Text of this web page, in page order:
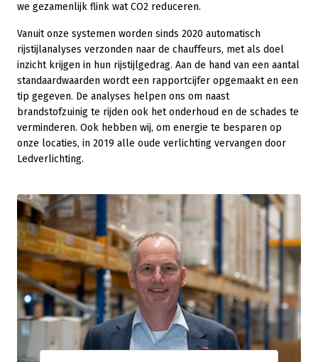
we gezamenlijk flink wat CO2 reduceren.
Vanuit onze systemen worden sinds 2020 automatisch
rijstijlanalyses verzonden naar de chauffeurs, met als doel
inzicht krijgen in hun rijstijlgedrag. Aan de hand van een aantal
standaardwaarden wordt een rapportcijfer opgemaakt en een
tip gegeven. De analyses helpen ons om naast
brandstofzuinig te rijden ook het onderhoud en de schades te
verminderen. Ook hebben wij, om energie te besparen op
onze locaties, in 2019 alle oude verlichting vervangen door
Ledverlichting.